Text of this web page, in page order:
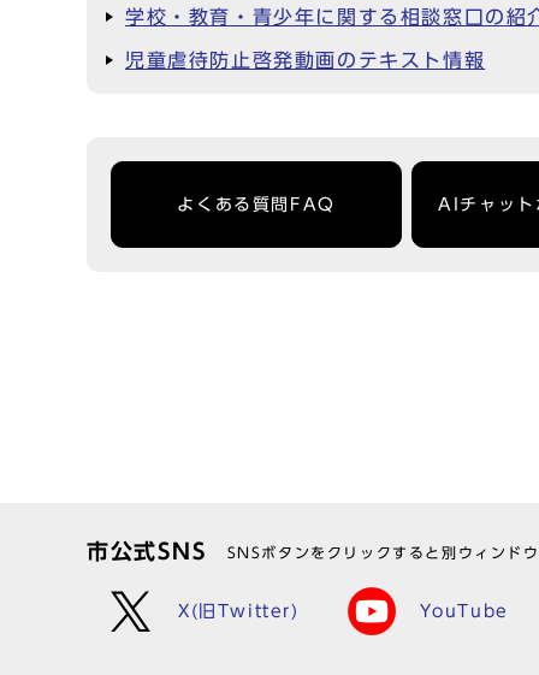
学校・教育・青少年に関する相談窓口の紹
児童虐待防止啓発動画のテキスト情報
よくある質問FAQ AIチャット
市公式SNS SNSボタンをクリックすると別ウィンド
X(旧Twitter) YouTube